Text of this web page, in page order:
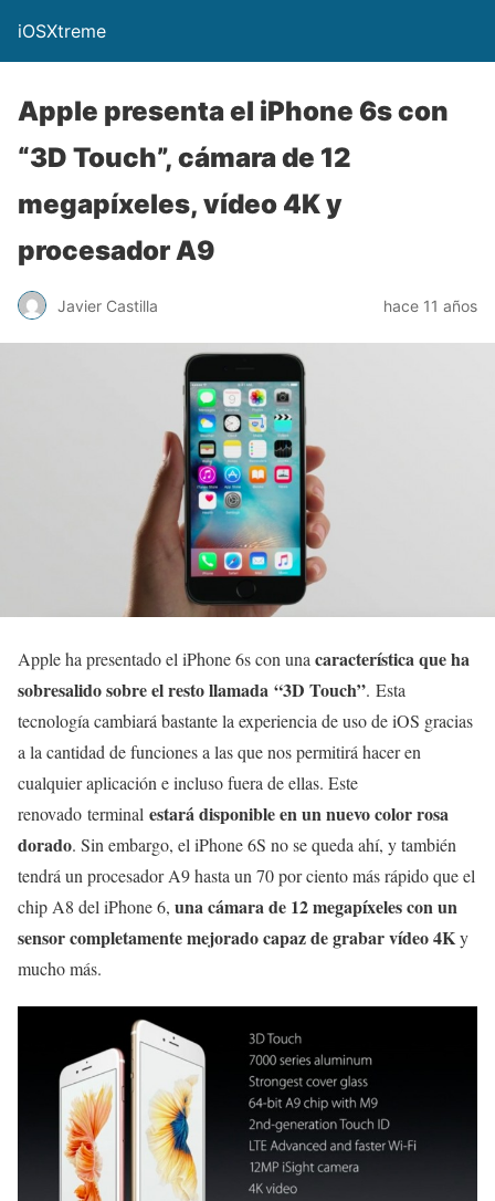
iOSXtreme
Apple presenta el iPhone 6s con
“3D Touch”, cámara de 12
megapíxeles, vídeo 4K y
procesador A9
Javier Castilla hace 11 años
Apple ha presentado el iPhone 6s con una característica que ha
sobresalido sobre el resto llamada “3D Touch”. Esta
tecnología cambiará bastante la experiencia de uso de iOS gracias
a la cantidad de funciones a las que nos permitirá hacer en
cualquier aplicación e incluso fuera de ellas. Este
renovado terminal estará disponible en un nuevo color rosa
dorado. Sin embargo, el iPhone 6S no se queda ahí, y también
tendrá un procesador A9 hasta un 70 por ciento más rápido que el
chip A8 del iPhone 6, una cámara de 12 megapíxeles con un
sensor completamente mejorado capaz de grabar vídeo 4Ky
mucho más.